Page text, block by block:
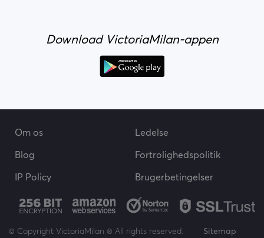
Download VictoriaMilan-appen
Om os
Ledelse
Blog
Fortrolighedspolitik
IP Policy
Brugerbetingelser
© Copyright VictoriaMilan ® All rights reserved. Sitemap